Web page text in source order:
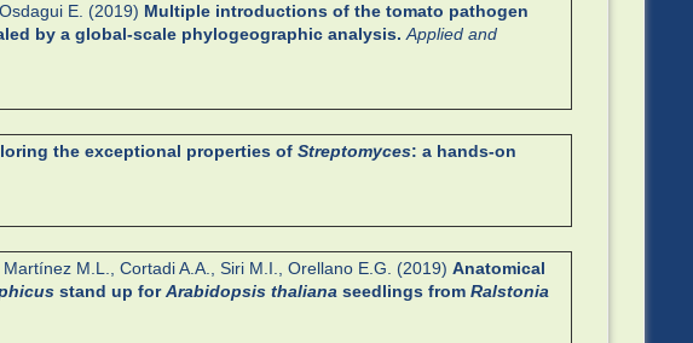
E. (2019) Multiple introductions of the tomato pathogen
by a global-scale phylogeographic analysis. Applied and
the exceptional properties ofStreptomyces: a hands-on
M.L., Cortadi A.A., Siri M.I., Orellano E.G. (2019)Anatomical
stand up forArabidopsis thaliana seedlings fromRalstonia